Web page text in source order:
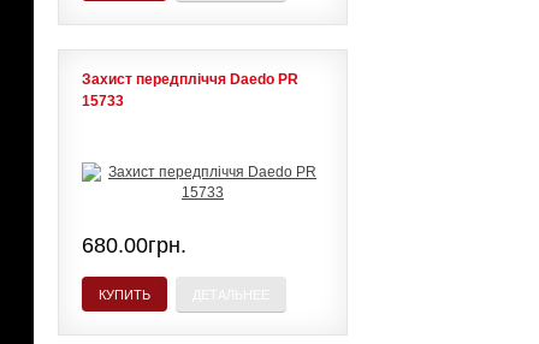
Захист передпліччя Daedo PR
15733
680.00грн.
КУПИТЬ